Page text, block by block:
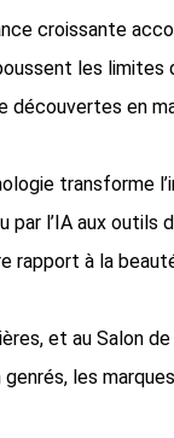
croissante
les
en
transforme
par l’IA aux
rapport à la
et au Salon
les